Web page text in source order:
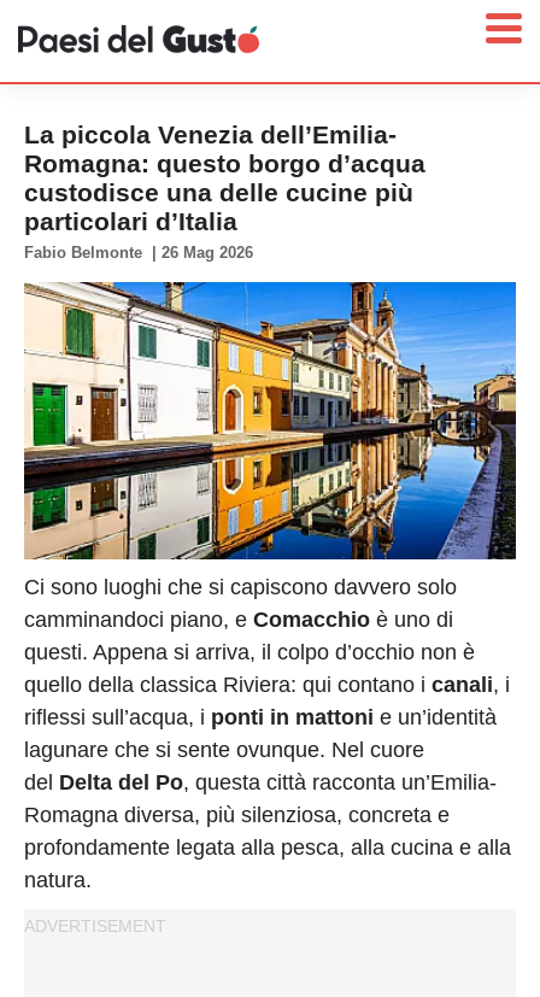
Home
News
Interviste
Territori
Prodotti
Answer
Newsletter
Privacy
Policy
Cookies
Policy
Cambia
Impostazioni
Privacy
Policy
La piccola Venezia dell’Emilia-
Romagna: questo borgo d’acqua
custodisce una delle cucine più
particolari d’Italia
Fabio Belmonte 26 Mag 2026
Ci sono luoghi che si capiscono davvero solo
camminandoci piano, e Comacchio è uno di
questi. Appena si arriva, il colpo d’occhio non è
quello della classica Riviera: qui contano i canali, i
riflessi sull’acqua, i ponti in mattoni e un’identità
lagunare che si sente ovunque. Nel cuore
del Delta del Po, questa città racconta un’Emilia-
Romagna diversa, più silenziosa, concreta e
profondamente legata alla pesca, alla cucina e alla
natura.